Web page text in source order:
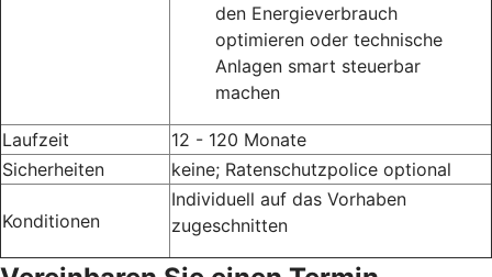
den Energieverbrauch
optimieren oder technische
Anlagen smart steuerbar
machen
Laufzeit
12 - 120 Monate
Sicherheiten
keine; Ratenschutzpolice optional
Konditionen
Individuell auf das Vorhaben
zugeschnitten